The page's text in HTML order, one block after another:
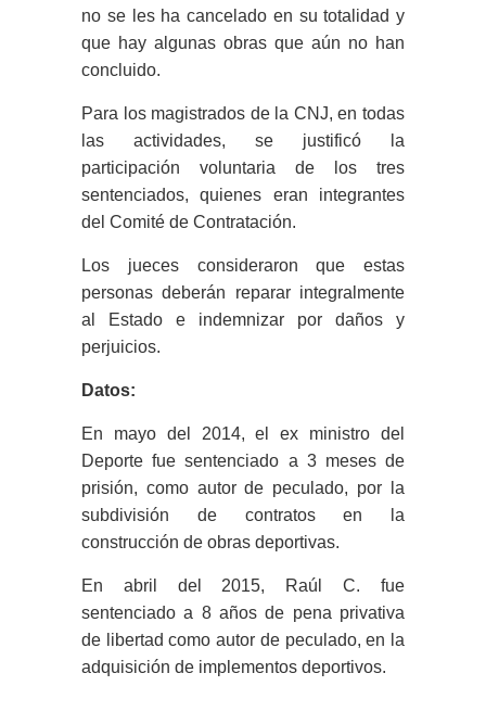
no se les ha cancelado en su totalidad y
que hay algunas obras que aún no han
concluido.
Para los magistrados de la CNJ, en todas
las actividades, se justificó la
participación voluntaria de los tres
sentenciados, quienes eran integrantes
del Comité de Contratación.
Los jueces consideraron que estas
personas deberán reparar integralmente
al Estado e indemnizar por daños y
perjuicios.
Datos:
En mayo del 2014, el ex ministro del
Deporte fue sentenciado a 3 meses de
prisión, como autor de peculado, por la
subdivisión de contratos en la
construcción de obras deportivas.
En abril del 2015, Raúl C. fue
sentenciado a 8 años de pena privativa
de libertad como autor de peculado, en la
adquisición de implementos deportivos.